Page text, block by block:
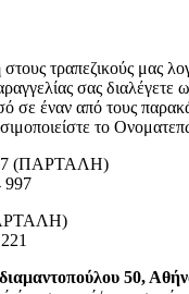
6.30mm² (JACK)
τραπεζικούς μας
σας
σε έναν από τους
το
(ΠΑΡΤΑΛΗ)
997
50,